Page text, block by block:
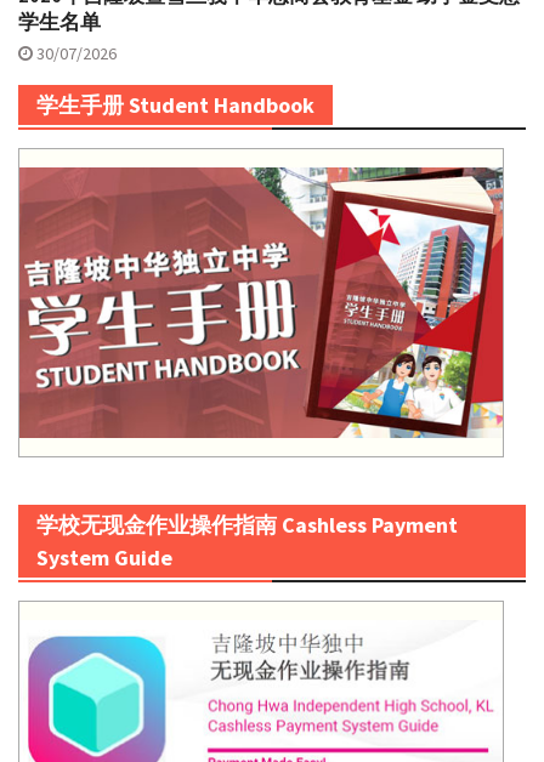
学生名单
30/07/2026
学生手册 Student Handbook
学校无现金作业操作指南 Cashless Payment
System Guide